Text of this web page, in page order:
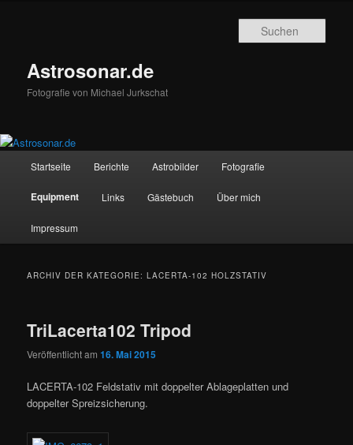
Astrosonar.de
Fotografie von Michael Jurkschat
Startseite Berichte Astrobilder Fotografie
Equipment Links Gästebuch Über mich
Impressum
ARCHIV DER KATEGORIE:LACERTA-102 HOLZSTATIV
TriLacerta102 Tripod
Veröffentlicht am16. Mai 2015
LACERTA-102 Feldstativ mit doppelter Ablageplatten und
doppelter Spreizsicherung.